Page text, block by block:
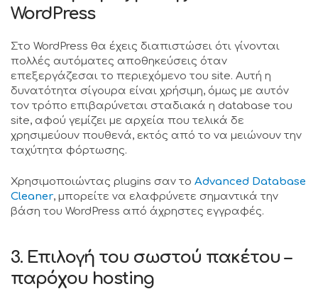
WordPress
Στο WordPress θα έχεις διαπιστώσει ότι γίνονται
πολλές αυτόματες αποθηκεύσεις όταν
επεξεργάζεσαι το περιεχόμενο του site. Αυτή η
δυνατότητα σίγουρα είναι χρήσιμη, όμως με αυτόν
τον τρόπο επιβαρύνεται σταδιακά η database του
site, αφού γεμίζει με αρχεία που τελικά δε
χρησιμεύουν πουθενά, εκτός από το να μειώνουν την
ταχύτητα φόρτωσης.
Χρησιμοποιώντας plugins σαν το Advanced Database
Cleaner, μπορείτε να ελαφρύνετε σημαντικά την
βάση του WordPress από άχρηστες εγγραφές.
3. Επιλογή του σωστού πακέτου –
παρόχου hosting